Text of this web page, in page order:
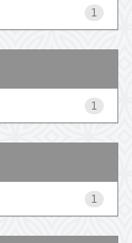
1
1
1